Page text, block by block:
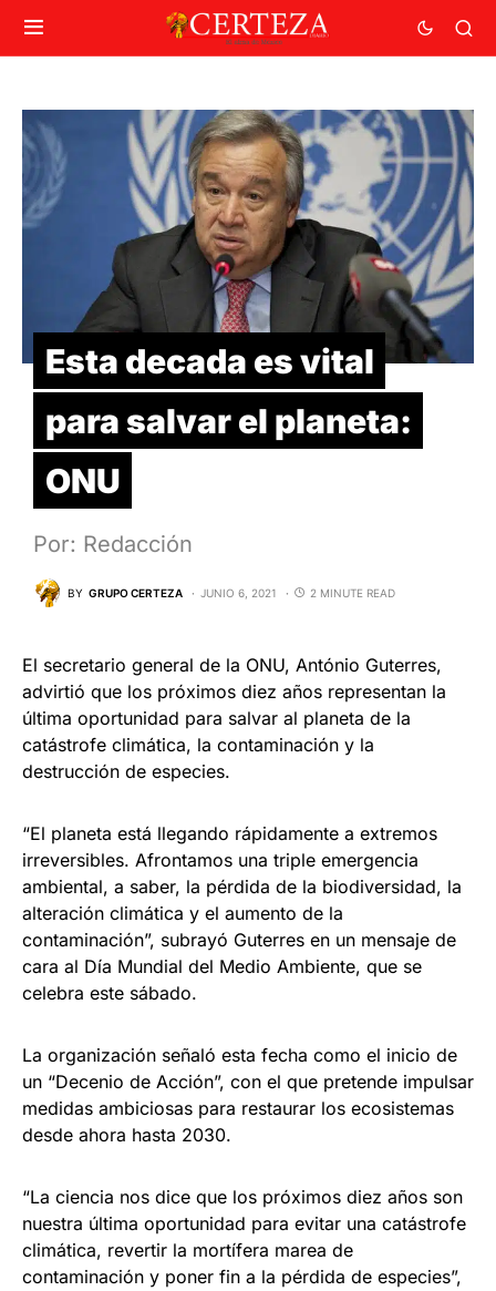
Esta decada es vital
para salvar el planeta:
ONU
Por: Redacción
BY GRUPO CERTEZA JUNIO 6, 2021 2 MINUTE READ
El secretario general de la ONU, António Guterres,
advirtió que los próximos diez años representan la
última oportunidad para salvar al planeta de la
catástrofe climática, la contaminación y la
destrucción de especies.
“El planeta está llegando rápidamente a extremos
irreversibles. Afrontamos una triple emergencia
ambiental, a saber, la pérdida de la biodiversidad, la
alteración climática y el aumento de la
contaminación”, subrayó Guterres en un mensaje de
cara al Día Mundial del Medio Ambiente, que se
celebra este sábado.
La organización señaló esta fecha como el inicio de
un “Decenio de Acción”, con el que pretende impulsar
medidas ambiciosas para restaurar los ecosistemas
desde ahora hasta 2030.
“La ciencia nos dice que los próximos diez años son
nuestra última oportunidad para evitar una catástrofe
climática, revertir la mortífera marea de
contaminación y poner fin a la pérdida de especies”,